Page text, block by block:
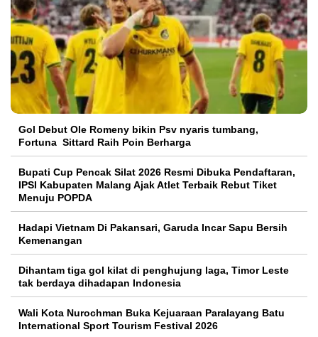
Gol Debut Ole Romeny bikin Psv nyaris tumbang,
Fortuna Sittard Raih Poin Berharga
Bupati Cup Pencak Silat 2026 Resmi Dibuka Pendaftaran,
IPSI Kabupaten Malang Ajak Atlet Terbaik Rebut Tiket
Menuju POPDA
Hadapi Vietnam Di Pakansari, Garuda Incar Sapu Bersih
Kemenangan
Dihantam tiga gol kilat di penghujung laga, Timor Leste
tak berdaya dihadapan Indonesia
Wali Kota Nurochman Buka Kejuaraan Paralayang Batu
International Sport Tourism Festival 2026